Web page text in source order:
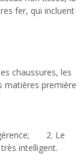
fer, qui incluent
chaussures, les
matières
2. Le
intelligent.